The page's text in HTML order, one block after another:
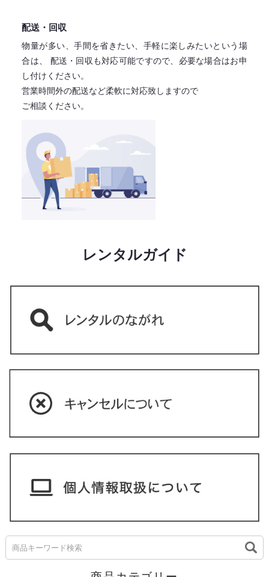
配送・回収
物量が多い、手間を省きたい、手軽に楽しみたいという場
合は、
配送・回収も対応可能ですので、必要な場合はお申
し付けください。
営業時間外の配送など柔軟に対応致しますので
ご相談ください。
レンタルガイド